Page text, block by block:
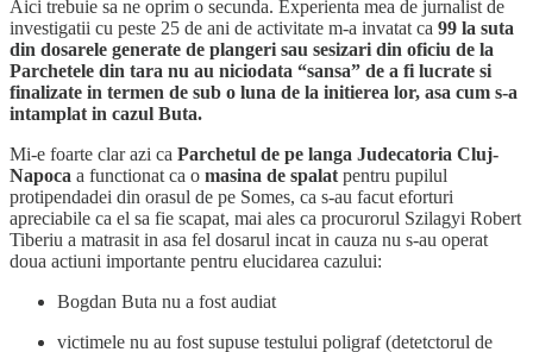
Aici trebuie sa ne oprim o secunda. Experienta mea de jurnalist de
investigatii cu peste 25 de ani de activitate m-a invatat ca 99 la suta
din dosarele generate de plangeri sau sesizari din oficiu de la
Parchetele din tara nu au niciodata “sansa” de a fi lucrate si
finalizate in termen de sub o luna de la initierea lor, asa cum s-a
intamplat in cazul Buta.
Mi-e foarte clar azi ca Parchetul de pe langa Judecatoria Cluj-
Napoca a functionat ca o masina de spalat pentru pupilul
protipendadei din orasul de pe Somes, ca s-au facut eforturi
apreciabile ca el sa fie scapat, mai ales ca procurorul Szilagyi Robert
Tiberiu a matrasit in asa fel dosarul incat in cauza nu s-au operat
doua actiuni importante pentru elucidarea cazului:
Bogdan Buta nu a fost audiat
victimele nu au fost supuse testului poligraf (detetctorul de